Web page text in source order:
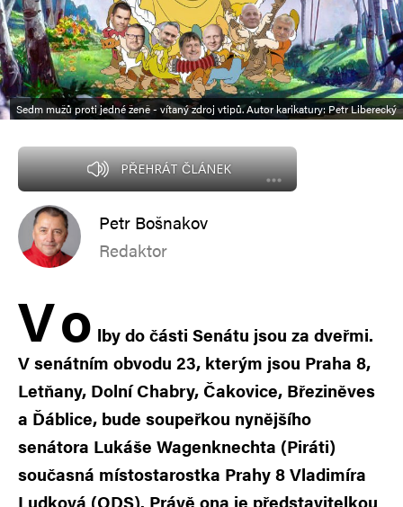
Sedm mužů proti jedné ženě - vítaný zdroj vtipů. Autor karikatury: Petr Liberecký
PŘEHRÁT ČLÁNEK
Petr Bošnakov
Redaktor
Vo lby do části Senátu jsou za dveřmi.
V senátním obvodu 23, kterým jsou Praha 8,
Letňany, Dolní Chabry, Čakovice, Březiněves
a Ďáblice, bude soupeřkou nynějšího
senátora Lukáše Wagenknechta (Piráti)
současná místostarostka Prahy 8 Vladimíra
Ludková (ODS). Právě ona je představitelkou